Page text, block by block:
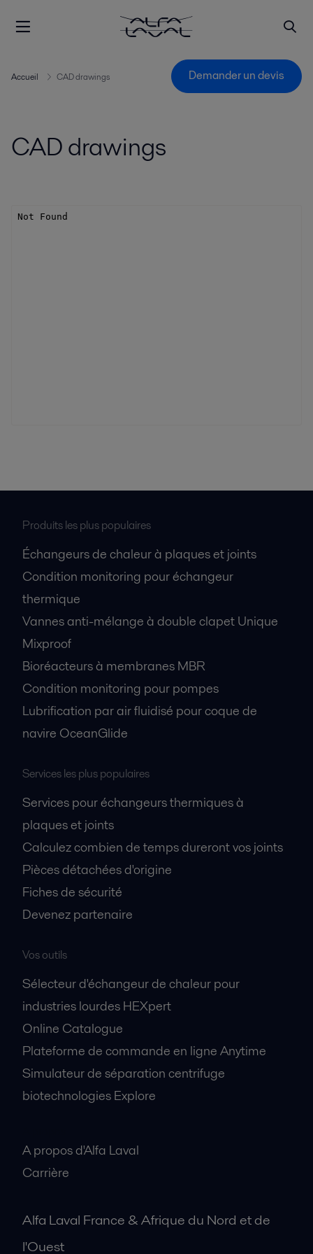
Accueil CAD drawings Demander un devis
CAD drawings
Produits les plus populaires
Échangeurs de chaleur à plaques et joints
Condition monitoring pour échangeur
thermique
Vannes anti-mélange à double clapet Unique
Mixproof
Bioréacteurs à membranes MBR
Condition monitoring pour pompes
Lubrification par air fluidisé pour coque de
navire OceanGlide
Services les plus populaires
Services pour échangeurs thermiques à
plaques et joints
Calculez combien de temps dureront vos joints
Pièces détachées d'origine
Fiches de sécurité
Devenez partenaire
Vos outils
Sélecteur d'échangeur de chaleur pour
industries lourdes HEXpert
Online Catalogue
Plateforme de commande en ligne Anytime
Simulateur de séparation centrifuge
biotechnologies Explore
A propos d'Alfa Laval
Carrière
Alfa Laval France & Afrique du Nord et de
l'Ouest